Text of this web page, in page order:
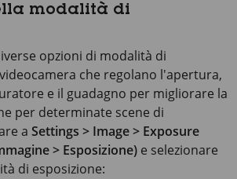
modalità di
opzioni di modalità di
che regolano l'apertura,
e il guadagno per migliorare la
per determinate scene di
a Settings > Image > Exposure
> Esposizione) e selezionare
di esposizione: